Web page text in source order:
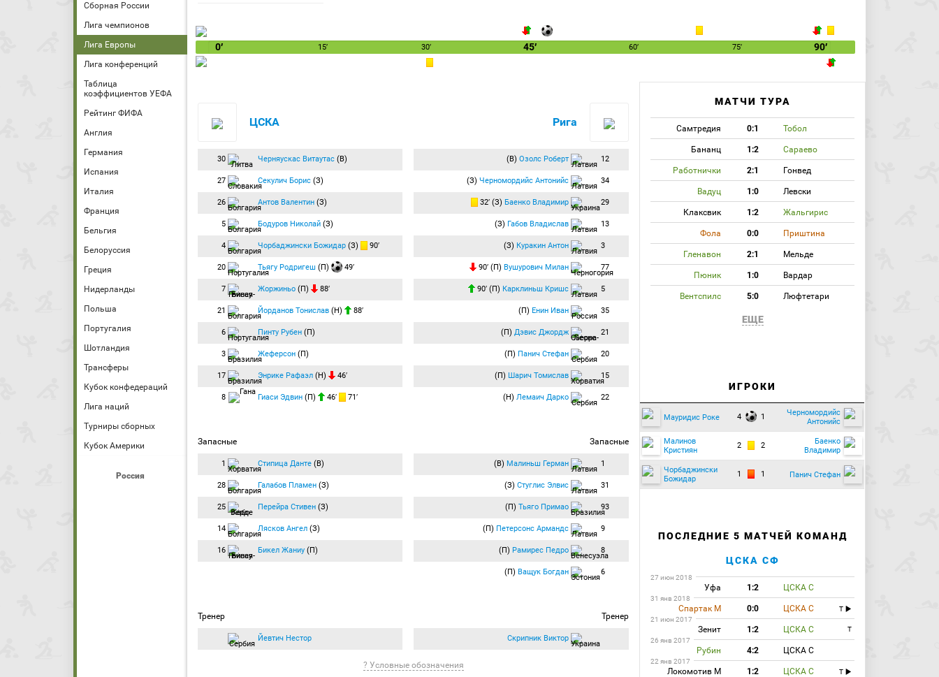
Сборная России
Лига чемпионов
Лига Европы
Лига конференций
Таблица
коэффициентов УЕФА
Рейтинг ФИФА
Англия
Германия
Испания
Италия
Франция
Бельгия
Белоруссия
Греция
Нидерланды
Польша
Португалия
Шотландия
Трансферы
Кубок конфедераций
Лига наций
Турниры сборных
Кубок Америки
Россия
0′ 15′ 30′ 45′ 60′ 75′ 90′
ЦСКА
30 Черняускас Витаутас (В)
27 Секулич Борис (З)
26 Антов Валентин (З)
5 Бодуров Николай (З)
4 Чорбаджински Божидар (З) 90′
20 Тьягу Родригеш (П) 49′
7 Жоржиньо (П) 88′
21 Йорданов Тонислав (Н) 88′
6 Пинту Рубен (П)
3 Жеферсон (П)
17 Энрике Рафаэл (Н) 46′
8 Гиаси Эдвин (П) 46′ 71′
Запасные
1 Стипица Данте (В)
28 Галабов Пламен (З)
25 Перейра Стивен (З)
14 Лясков Ангел (З)
16 Бикел Жаниу (П)
Тренер
Йевтич Нестор
Рига
(В) Озолс Роберт 12
(З) Черномордийс Антонийс 34
32′ (З) Баенко Владимир 29
(З) Габов Владислав 13
(З) Куракин Антон 3
90′ (П) Вушурович Милан 77
90′ (П) Карклиньш Кришс 5
(П) Енин Иван 35
(П) Дэвис Джордж 21
(П) Панич Стефан 20
(П) Шарич Томислав 15
(Н) Лемаич Дарко 22
Запасные
(В) Малиньш Герман 1
(З) Стуглис Элвис 31
(П) Тьяго Примао 93
(П) Петерсонс Армандс 9
(П) Рамирес Педро 8
(П) Ващук Богдан 6
Тренер
Скрипник Виктор
? Условные обозначения
МАТЧИ ТУРА
Самтредия 0:1 Тобол
Бананц 1:2 Сараево
Работнички 2:1 Гонвед
Вадуц 1:0 Левски
Клаксвик 1:2 Жальгирис
Фола 0:0 Приштина
Гленавон 2:1 Мельде
Пюник 1:0 Вардар
Вентспилс 5:0 Люфтетари
ЕЩЕ
ИГРОКИ
Мауридис Роке 4 1
Черномордийс
Антонийс
Малинов
Кристиян
2 2
Баенко
Владимир
Чорбаджински
Божидар
1 1 Панич Стефан
ПОСЛЕДНИЕ 5 МАТЧЕЙ КОМАНД
ЦСКА СФ
27 июн 2018
Уфа 1:2 ЦСКА С
31 янв 2018
Спартак М 0:0 ЦСКА С
T
21 июн 2017
Зенит 1:2 ЦСКА С
T
26 янв 2017
Рубин 4:2 ЦСКА С
22 янв 2017
Локомотив М 1:2 ЦСКА С T